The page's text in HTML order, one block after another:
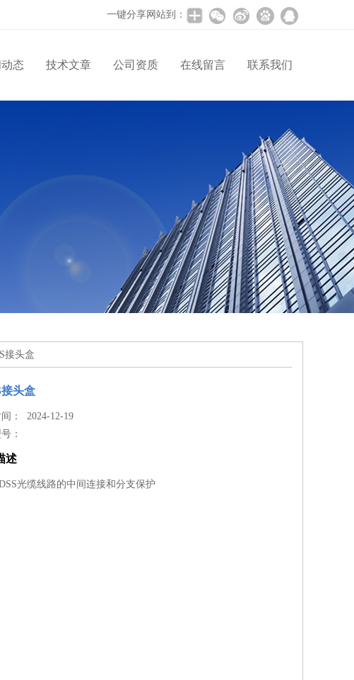
一键分享网站到：
态 技术文章 公司资质 在线留言 联系我们
接头盒
头盒
： 2024-12-19
号：
述
光缆线路的中间连接和分支保护